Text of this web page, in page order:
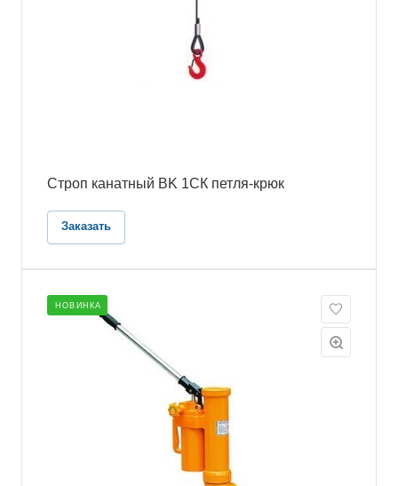
Строп канатный BK 1СК петля-крюк
Заказать
НОВИНКА